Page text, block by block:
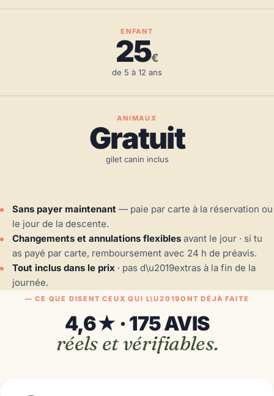
ENFANT
25€
de 5 à 12 ans
ANIMAUX
Gratuit
gilet canin inclus
Sans payer maintenant — paie par carte à la réservation ou
le jour de la descente.
Changements et annulations flexibles avant le jour · si tu
as payé par carte, remboursement avec 24 h de préavis.
Tout inclus dans le prix · pas d\u2019extras à la fin de la
journée.
— CE QUE DISENT CEUX QUI L\U2019ONT DÉJÀ FAITE
4,6★ · 175 AVIS
réels et vérifiables.